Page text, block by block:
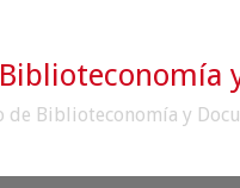
Biblioteconomía y